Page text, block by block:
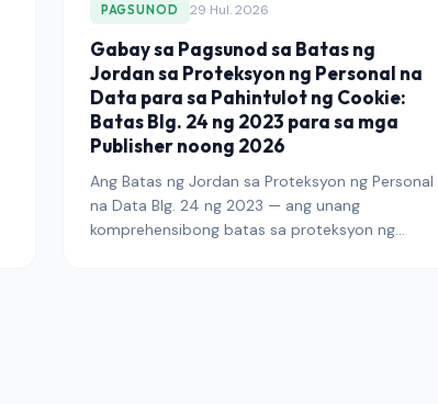
PAGSUNOD 29 Hul. 2026
Gabay sa Pagsunod sa Batas ng
Jordan sa Proteksyon ng Personal na
Data para sa Pahintulot ng Cookie:
Batas Blg. 24 ng 2023 para sa mga
Publisher noong 2026
Ang Batas ng Jordan sa Proteksyon ng Personal
na Data Blg. 24 ng 2023 — ang unang
komprehensibong batas sa proteksyon ng